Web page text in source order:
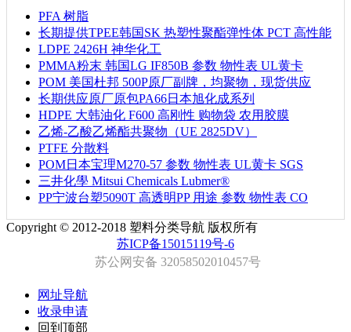
PFA 树脂
长期提供TPEE韩国SK 热塑性聚酯弹性体 PCT 高性能
LDPE 2426H 神华化工
PMMA粉末 韩国LG IF850B 参数 物性表 UL黄卡
POM 美国杜邦 500P原厂副牌，均聚物，现货供应
长期供应原厂原包PA66日本旭化成系列
HDPE 大韩油化 F600 高刚性 购物袋 农用胶膜
乙烯-乙酸乙烯酯共聚物（UE 2825DV）
PTFE 分散料
POM日本宝理M270-57 参数 物性表 UL黄卡 SGS
三井化學 Mitsui Chemicals Lubmer®
PP宁波台塑5090T 高透明PP 用途 参数 物性表 CO
Copyright © 2012-2018 塑料分类导航 版权所有
苏ICP备15015119号-6
苏公网安备 32058502010457号
网址导航
收录申请
回到顶部